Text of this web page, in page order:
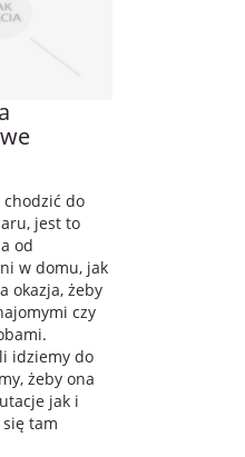
chodzić do
jest to
od
w domu, jak
okazja, żeby
czy
idziemy do
żeby ona
jak i
tam